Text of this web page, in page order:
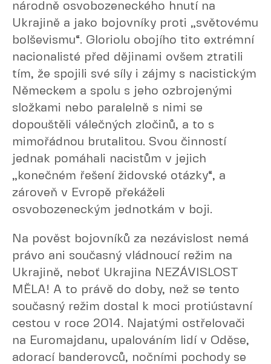
národně osvobozeneckého hnutí na
Ukrajině a jako bojovníky proti „světovému
bolševismu“. Gloriolu obojího tito extrémní
nacionalisté před dějinami ovšem ztratili
tím, že spojili své síly i zájmy s nacistickým
Německem a spolu s jeho ozbrojenými
složkami nebo paralelně s nimi se
dopouštěli válečných zločinů, a to s
mimořádnou brutalitou. Svou činností
jednak pomáhali nacistům v jejich
„konečném řešení židovské otázky“, a
zároveň v Evropě překáželi
osvobozeneckým jednotkám v boji.
Na pověst bojovníků za nezávislost nemá
právo ani současný vládnoucí režim na
Ukrajině, neboť Ukrajina NEZÁVISLOST
MĚLA! A to právě do doby, než se tento
současný režim dostal k moci protiústavní
cestou v roce 2014. Najatými ostřelovači
na Euromajdanu, upalováním lidí v Oděse,
adorací banderovců, nočními pochody se